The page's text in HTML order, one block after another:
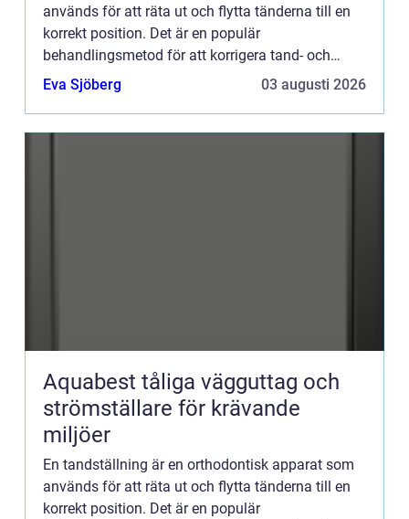
används för att räta ut och flytta tänderna till en
korrekt position. Det är en populär
behandlingsmetod för att korrigera tand- och
käkfel, och är...
Eva Sjöberg 03 augusti 2026
Aquabest tåliga vägguttag och
strömställare för krävande
miljöer
En tandställning är en orthodontisk apparat som
används för att räta ut och flytta tänderna till en
korrekt position. Det är en populär